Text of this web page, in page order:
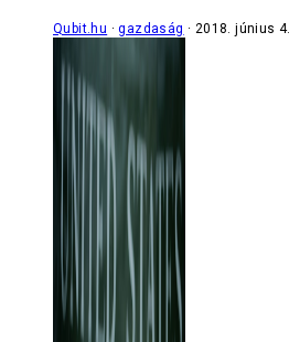
Qubit.hu gazdaság 2018. június 4.